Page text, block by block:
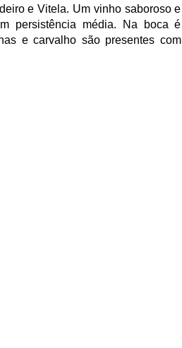
e Vitela. Um vinho saboroso e
persistência média. Na boca é
e carvalho são presentes com